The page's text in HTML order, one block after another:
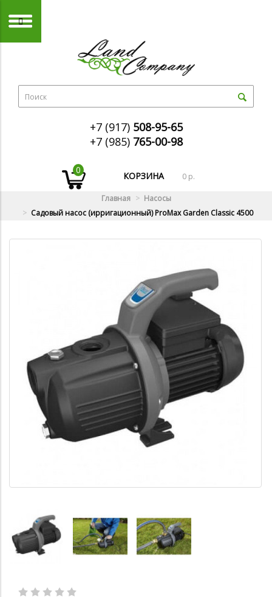
+7 (917) 508-95-65
+7 (985) 765-00-98
0
КОРЗИНА 0 р.
Главная
Насосы
Садовый насос (ирригационный) ProMax Garden Classic 4500